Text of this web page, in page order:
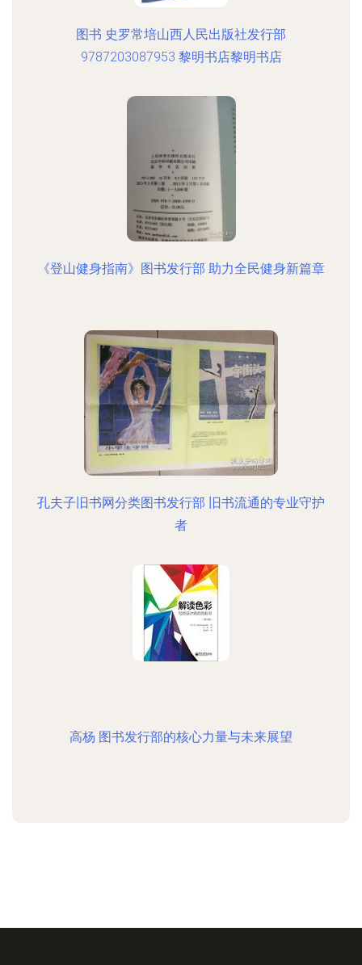
图书 史罗常培山西人民出版社发行部
9787203087953 黎明书店黎明书店
《登山健身指南》图书发行部 助力全民健身新篇章
孔夫子旧书网分类图书发行部 旧书流通的专业守护
者
高杨 图书发行部的核心力量与未来展望